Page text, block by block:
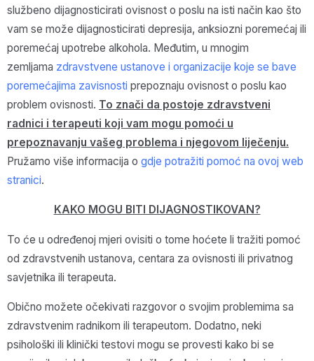
službeno dijagnosticirati ovisnost o poslu na isti način kao što
vam se može dijagnosticirati depresija, anksiozni poremećaj ili
poremećaj upotrebe alkohola. Međutim, u mnogim
zemljama zdravstvene ustanove i organizacije koje se bave
poremećajima zavisnosti prepoznaju ovisnost o poslu kao
problem ovisnosti. To znači da postoje zdravstveni
radnici i terapeuti koji vam mogu pomoći u
prepoznavanju vašeg problema i njegovom liječenju.
Pružamo više informacija o gdje potražiti pomoć na ovoj web
stranici.
KAKO MOGU BITI DIJAGNOSTIKOVAN?
To će u određenoj mjeri ovisiti o tome hoćete li tražiti pomoć
od zdravstvenih ustanova, centara za ovisnosti ili privatnog
savjetnika ili terapeuta.
Obično možete očekivati razgovor o svojim problemima sa
zdravstvenim radnikom ili terapeutom. Dodatno, neki
psihološki ili klinički testovi mogu se provesti kako bi se